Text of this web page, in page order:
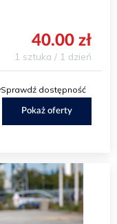
40.00 zł
1 sztuka / 1 dzień
Sprawdź dostępność
Pokaż oferty